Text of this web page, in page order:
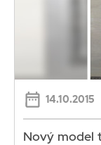
14.10.2015
Nový model